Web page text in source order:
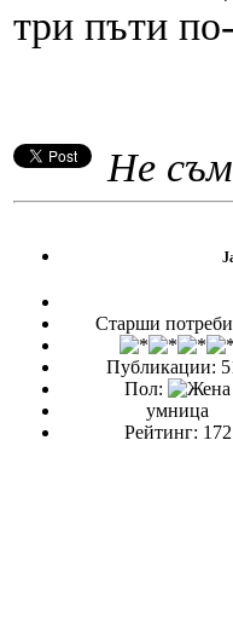
три пъти
Не съм
Старши
Публикации:
Пол:
умница
Рейтинг: 172